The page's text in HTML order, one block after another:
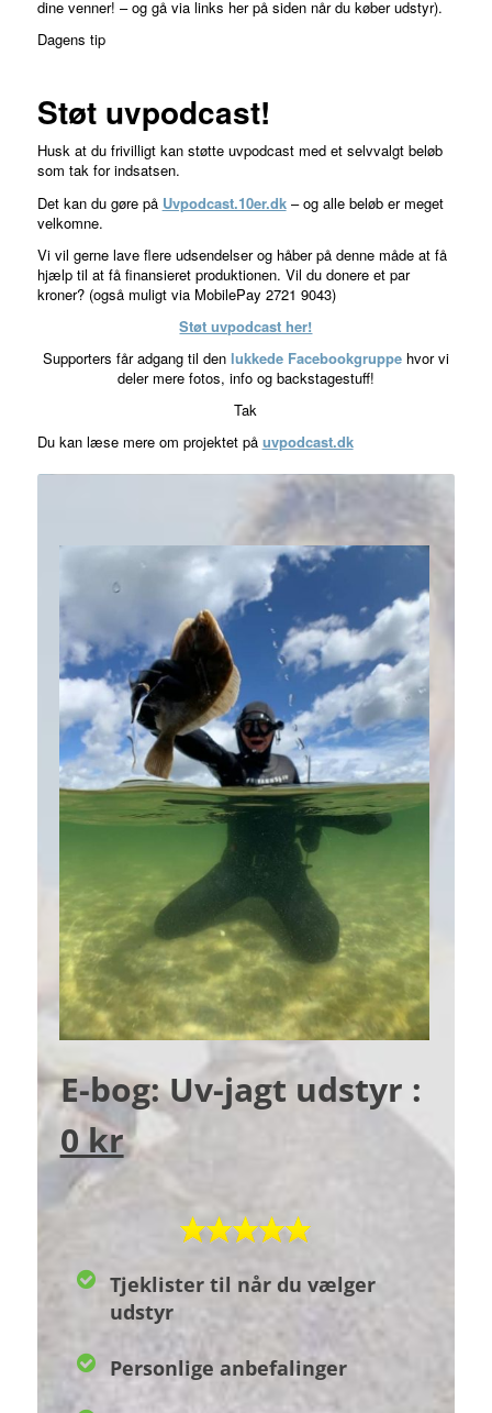
dine venner! – og gå via links her på siden når du køber udstyr).
Dagens tip
Støt uvpodcast!
Husk at du frivilligt kan støtte uvpodcast med et selvvalgt beløb
som tak for indsatsen.
Det kan du gøre på Uvpodcast.10er.dk– og alle beløb er meget
velkomne.
Vi vil gerne lave flere udsendelser og håber på denne måde at få
hjælp til at få finansieret produktionen. Vil du donere et par
kroner? (også muligt via MobilePay 2721 9043)
Støt uvpodcast her!
Supporters får adgang til den lukkede Facebookgruppehvor vi
deler mere fotos, info og backstagestuff!
Tak
Du kan læse mere om projektet på uvpodcast.dk
E-bog: Uv-jagt udstyr :
0 kr
Tjeklister til når du vælger
udstyr
Personlige anbefalinger